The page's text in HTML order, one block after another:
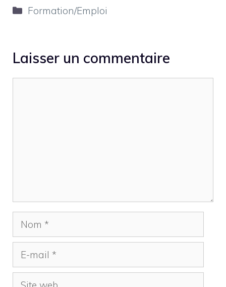
Catégories
Formation/Emploi
Laisser un commentaire
Nom
mail
Site